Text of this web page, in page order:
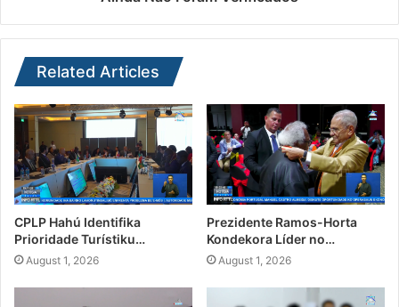
Related Articles
CPLP Hahú Identifika
Prioridade Turístiku…
August 1, 2026
Prezidente Ramos-Horta
Kondekora Líder no…
August 1, 2026